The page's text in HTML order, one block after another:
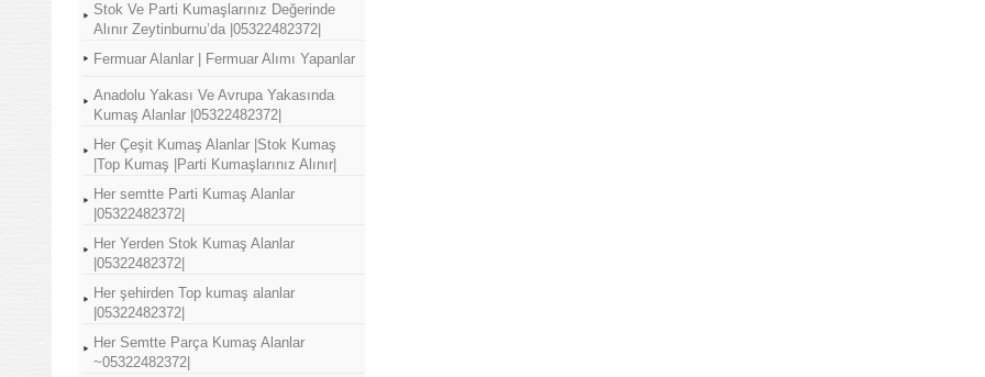
Stok Ve Parti Kumaşlarınız Değerinde
Alınır Zeytinburnu’da |05322482372|
Fermuar Alanlar | Fermuar Alımı Yapanlar
Anadolu Yakası Ve Avrupa Yakasında
Kumaş Alanlar |05322482372|
Her Çeşit Kumaş Alanlar |Stok Kumaş
|Top Kumaş |Parti Kumaşlarınız Alınır|
Her semtte Parti Kumaş Alanlar
|05322482372|
Her Yerden Stok Kumaş Alanlar
|05322482372|
Her şehirden Top kumaş alanlar
|05322482372|
Her Semtte Parça Kumaş Alanlar
~05322482372|